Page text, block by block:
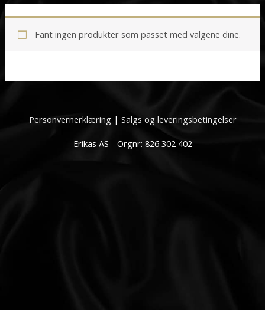
Fant ingen produkter som passet med valgene dine.
Personvernerklæring| Salgs og leveringsbetingelser
Erikas AS - Orgnr: 826 302 402